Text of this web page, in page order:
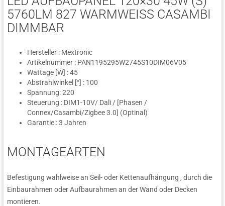
5760LM 827 WARMWEISS CASAMBI D
IMMBAR
Hersteller : Mextronic
Artikelnummer : PAN1195295W2745S10DIM06V05
Wattage [W] : 45
Abstrahlwinkel [°] : 100
Spannung: 220
Steuerung : DIM1-10V/ Dali / [Phasen /
Connex/Casambi/Zigbee 3.0] (Optinal)
Garantie : 3 Jahren
MONTAGEARTEN
Befestigung wahlweise an Seil- oder Kettenaufhängung , durch die
Einbaurahmen oder Aufbaurahmen an der Wand oder Decken
montieren.